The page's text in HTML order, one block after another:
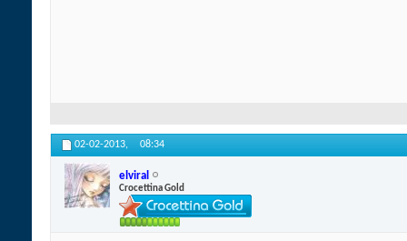
02-02-2013, 08:34
elviral
Crocettina Gold